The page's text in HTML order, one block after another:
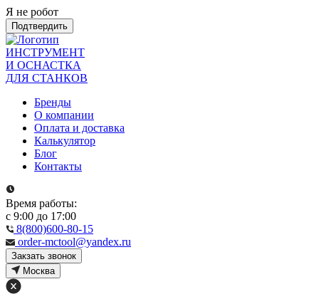
Я не робот
Подтвердить
ИНСТРУМЕНТ
И ОСНАСТКА
ДЛЯ СТАНКОВ
Бренды
О компании
Оплата и доставка
Калькулятор
Блог
Контакты
Время работы:
с 9:00 до 17:00
8(800)600-80-15
order-mctool@yandex.ru
Закзать звонок
Москва